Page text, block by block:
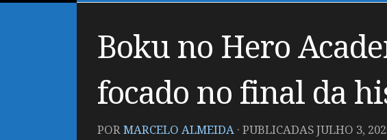
Boku no Hero
focado no final da
PORMARCELO ALMEIDA · PUBLICADASJULHO 3,